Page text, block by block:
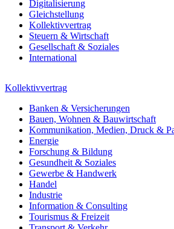
Digitalisierung
Gleichstellung
Kollektivvertrag
Steuern & Wirtschaft
Gesellschaft & Soziales
International
Kollektivvertrag
Banken & Versicherungen
Bauen, Wohnen & Bauwirtschaft
Kommunikation, Medien, Druck &
Energie
Forschung & Bildung
Gesundheit & Soziales
Gewerbe & Handwerk
Handel
Industrie
Information & Consulting
Tourismus & Freizeit